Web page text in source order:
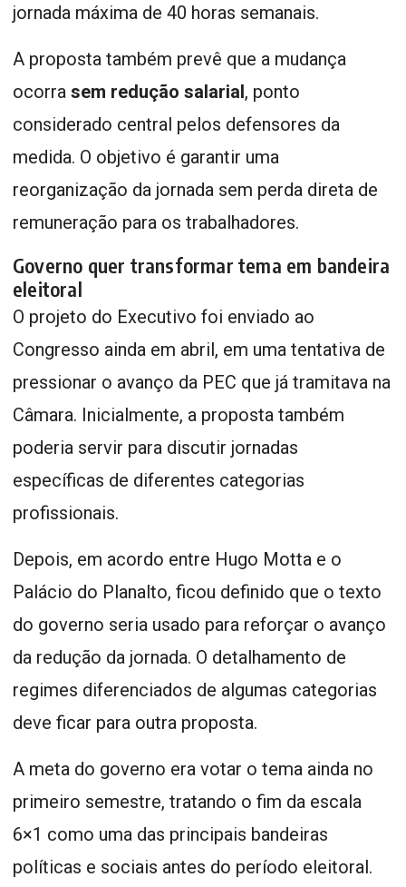
jornada máxima de 40 horas semanais.
A proposta também prevê que a mudança
ocorra sem redução salarial, ponto
considerado central pelos defensores da
medida. O objetivo é garantir uma
reorganização da jornada sem perda direta de
remuneração para os trabalhadores.
Governo quer transformar tema em bandeira
eleitoral
O projeto do Executivo foi enviado ao
Congresso ainda em abril, em uma tentativa de
pressionar o avanço da PEC que já tramitava na
Câmara. Inicialmente, a proposta também
poderia servir para discutir jornadas
específicas de diferentes categorias
profissionais.
Depois, em acordo entre Hugo Motta e o
Palácio do Planalto, ficou definido que o texto
do governo seria usado para reforçar o avanço
da redução da jornada. O detalhamento de
regimes diferenciados de algumas categorias
deve ficar para outra proposta.
A meta do governo era votar o tema ainda no
primeiro semestre, tratando o fim da escala
6×1 como uma das principais bandeiras
políticas e sociais antes do período eleitoral.